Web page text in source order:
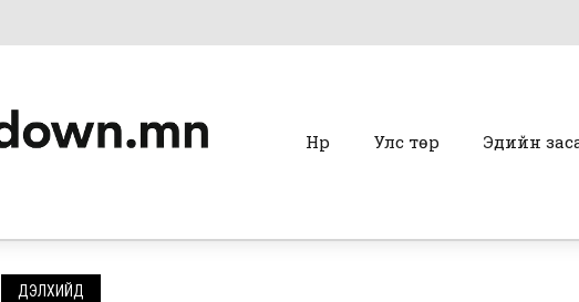
Нүүр Улс төр Эдийн
ДЭЛХИЙД